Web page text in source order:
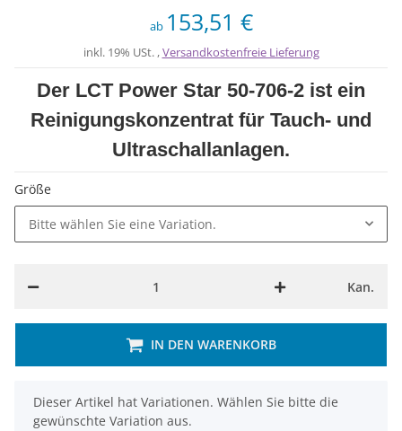
ab 153,51 €
inkl. 19% USt. ,Versandkostenfreie Lieferung
Der LCT Power Star 50-706-2 ist ein
Reinigungskonzentrat für Tauch- und
Ultraschallanlagen.
Größe
Bitte wählen Sie eine Variation.
Kan.
IN DEN WARENKORB
x
Dieser Artikel hat Variationen. Wählen Sie bitte die
gewünschte Variation aus.